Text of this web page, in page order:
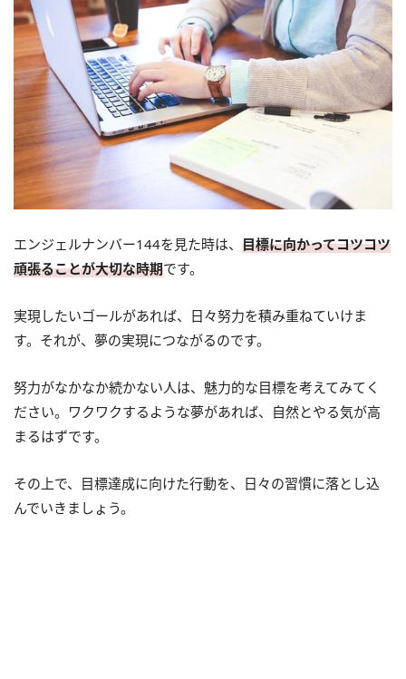
エンジェルナンバー144を見た時は、 目標に向かってコツコツ
頑張ることが大切な時期です。
実現したいゴールがあれば、日々努力を積み重ねていけま
す。それが、夢の実現につながるのです。
努力がなかなか続かない人は、魅力的な目標を考えてみてく
ださい。ワクワクするような夢があれば、自然とやる気が高
まるはずです。
その上で、目標達成に向けた行動を、日々の習慣に落とし込
んでいきましょう。